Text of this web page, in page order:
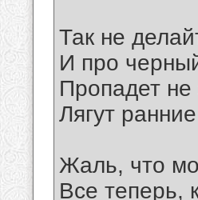
Так не
И про
Пропадет
Лягут
Жаль, что
Все теперь,